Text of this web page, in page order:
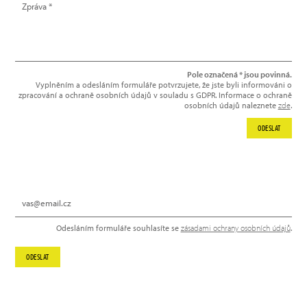
Odesláním formuláře souhlasíte se zásadami ochrany osobních údajů.
ODESLAT
Pole označená * jsou povinná.
Vyplněním a odesláním formuláře potvrzujete, že jste byli informováni o
zpracování a ochraně osobních údajů v souladu s GDPR. Informace o ochraně
osobních údajů naleznete zde.
ODESLAT